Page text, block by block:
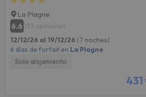
La Plagne
6.6 133 opiniones
12/12/26 al 19/12/26 (7 noches)
6 días de forfait en La Plagne
Solo alojamiento